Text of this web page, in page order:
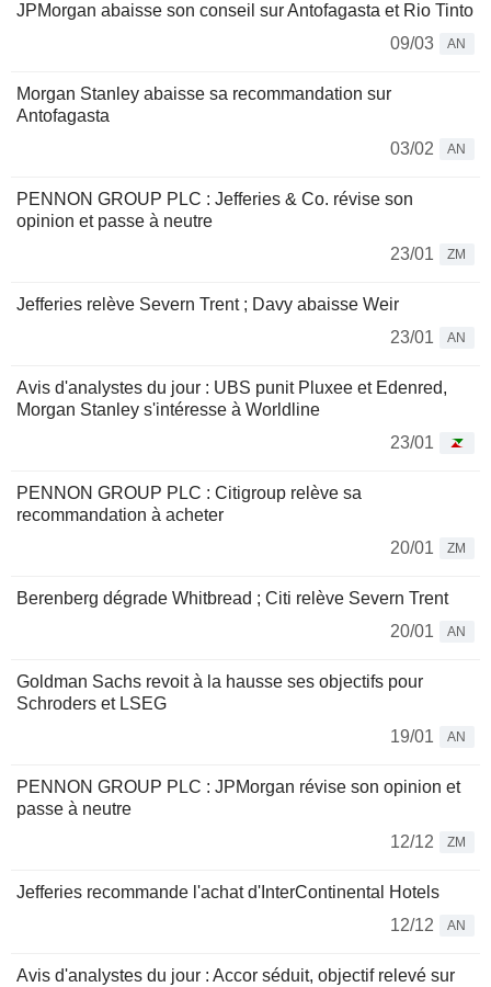
JPMorgan abaisse son conseil sur Antofagasta et Rio Tinto
09/03
AN
Morgan Stanley abaisse sa recommandation sur
Antofagasta
03/02
AN
PENNON GROUP PLC : Jefferies & Co. révise son
opinion et passe à neutre
23/01
ZM
Jefferies relève Severn Trent ; Davy abaisse Weir
23/01
AN
Avis d'analystes du jour : UBS punit Pluxee et Edenred,
Morgan Stanley s'intéresse à Worldline
23/01
PENNON GROUP PLC : Citigroup relève sa
recommandation à acheter
20/01
ZM
Berenberg dégrade Whitbread ; Citi relève Severn Trent
20/01
AN
Goldman Sachs revoit à la hausse ses objectifs pour
Schroders et LSEG
19/01
AN
PENNON GROUP PLC : JPMorgan révise son opinion et
passe à neutre
12/12
ZM
Jefferies recommande l'achat d'InterContinental Hotels
12/12
AN
Avis d'analystes du jour : Accor séduit, objectif relevé sur